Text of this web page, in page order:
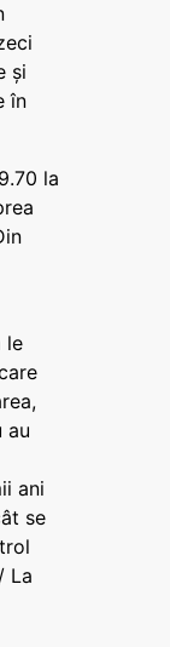
și
în
la
le
au
ani
se
La